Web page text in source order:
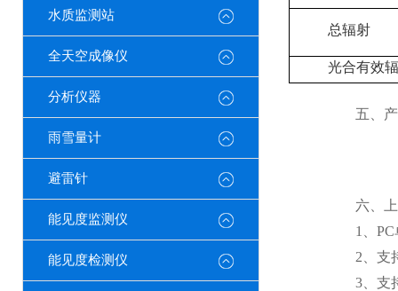
水质监测站
全天空成像仪
分析仪器
雨雪量计
避雷针
能见度监测仪
能见度检测仪
总辐射
光合有效
五、产
六、上
1、PC单
2、支持
3、支持